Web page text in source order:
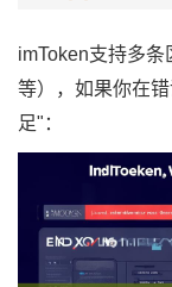
imToken支持多
等），如果你在
足"：